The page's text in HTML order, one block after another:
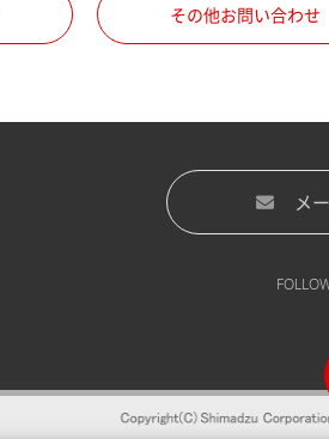
その他お問い合わせ
メ